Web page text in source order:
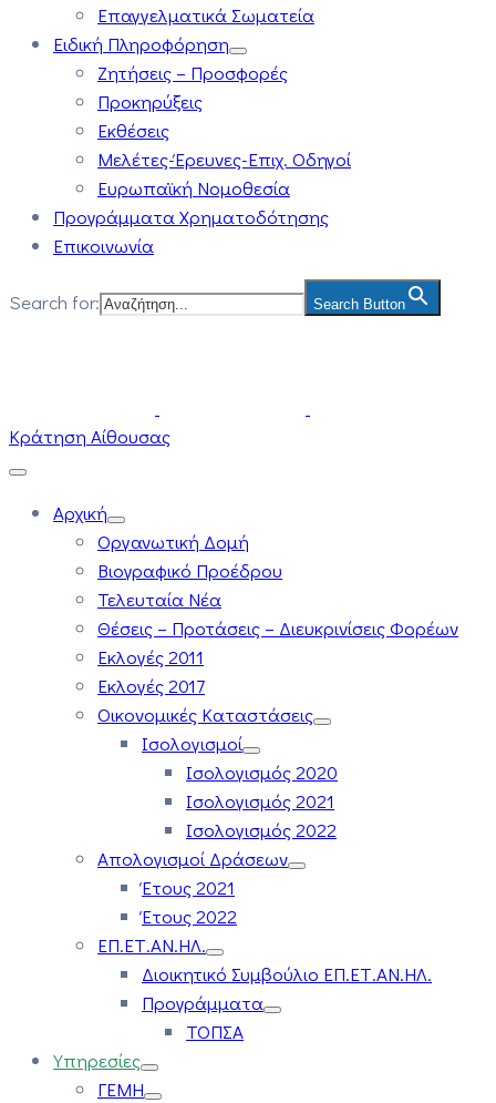
Επαγγελματικά Σωματεία
Ειδική Πληροφόρηση
Ζητήσεις – Προσφορές
Προκηρύξεις
Εκθέσεις
Μελέτες-Έρευνες-Επιχ. Οδηγοί
Ευρωπαϊκή Νομοθεσία
Προγράμματα Χρηματοδότησης
Επικοινωνία
Search for: Search Button
Κράτηση Αίθουσας
Αρχική
Οργανωτική Δομή
Βιογραφικό Προέδρου
Τελευταία Νέα
Θέσεις – Προτάσεις – Διευκρινίσεις Φορέων
Εκλογές 2011
Εκλογές 2017
Οικονομικές Καταστάσεις
Ισολογισμοί
Ισολογισμός 2020
Ισολογισμός 2021
Ισολογισμός 2022
Απολογισμοί Δράσεων
Έτους 2021
Έτους 2022
ΕΠ.ΕΤ.ΑΝ.ΗΛ.
Διοικητικό Συμβούλιο ΕΠ.ΕΤ.ΑΝ.ΗΛ.
Προγράμματα
ΤΟΠΣΑ
Υπηρεσίες
ΓΕΜΗ